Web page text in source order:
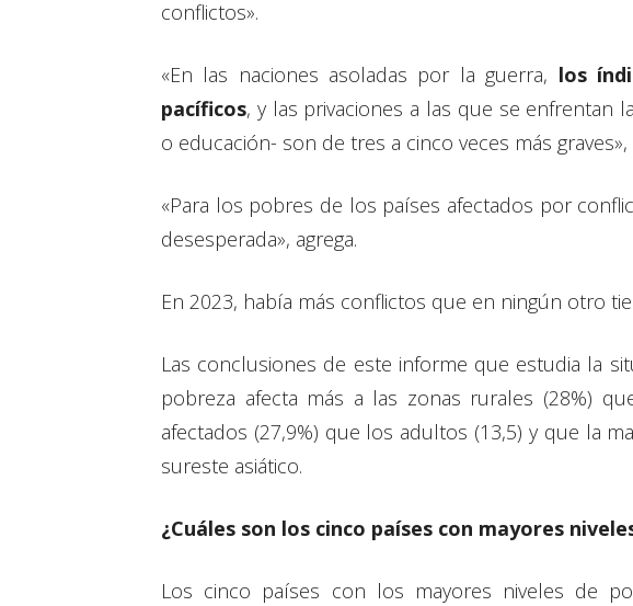
conflictos».
«En las naciones asoladas por la guerra, los
pacíficos, y las privaciones a las que se enfrentan
o educación- son de tres a cinco veces más graves»,
«Para los pobres de los países afectados por
desesperada», agrega.
En 2023, había más conflictos que en ningún otro
Las conclusiones de este informe que estudia la
pobreza afecta más a las zonas rurales (28%)
afectados (27,9%) que los adultos (13,5) y que la
sureste asiático.
¿Cuáles son los cinco países con mayores
Los cinco países con los mayores niveles de